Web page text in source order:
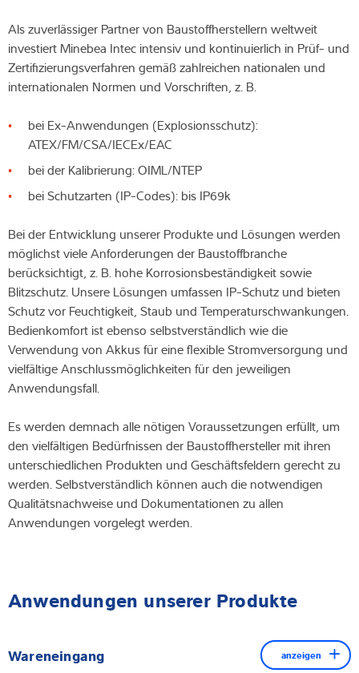
Als zuverlässiger Partner von Baustoffherstellern weltweit
investiert Minebea Intec intensiv und kontinuierlich in Prüf- und
Zertifizierungsverfahren gemäß zahlreichen nationalen und
internationalen Normen und Vorschriften, z. B.
bei Ex-Anwendungen (Explosionsschutz):
ATEX/FM/CSA/IECEx/EAC
bei der Kalibrierung: OIML/NTEP
bei Schutzarten (IP-Codes): bis IP69k
Bei der Entwicklung unserer Produkte und Lösungen werden
möglichst viele Anforderungen der Baustoffbranche
berücksichtigt, z. B. hohe Korrosionsbeständigkeit sowie
Blitzschutz. Unsere Lösungen umfassen IP-Schutz und bieten
Schutz vor Feuchtigkeit, Staub und Temperaturschwankungen.
Bedienkomfort ist ebenso selbstverständlich wie die
Verwendung von Akkus für eine flexible Stromversorgung und
vielfältige Anschlussmöglichkeiten für den jeweiligen
Anwendungsfall.
Es werden demnach alle nötigen Voraussetzungen erfüllt, um
den vielfältigen Bedürfnissen der Baustoffhersteller mit ihren
unterschiedlichen Produkten und Geschäftsfeldern gerecht zu
werden. Selbstverständlich können auch die notwendigen
Qualitätsnachweise und Dokumentationen zu allen
Anwendungen vorgelegt werden.
Anwendungen unserer Produkte
Wareneingang anzeigen